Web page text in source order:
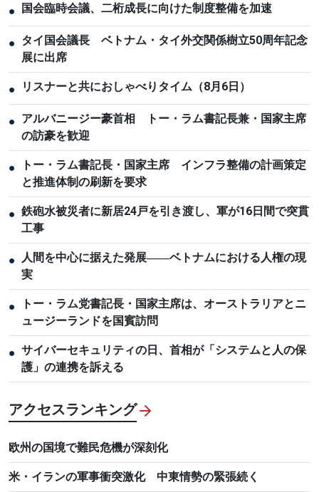
● 国会臨時会議、二桁成長に向けた制度整備を加速
● タイ国会議長 ベトナム・タイ外交関係樹立50周年記念
展に出席
● リスナーと共におしゃべりタイム（8月6日）
● アルバニージー豪首相 トー・ラム書記長兼・国家主席
の訪豪を歓迎
●
トー・ラム書記長・国家主席 インフラ整備の計画策定
と推進体制の刷新を要求
● 鉄砲水被災者に新居24戸を引き渡し、軍が16日間で突貫
工事
●
人間を中心に据えた発展――ベトナムにおける人権の現
実
●
トー・ラム党書記長・国家主席は、オーストラリアとニ
ュージーランドを国賓訪問
● サイバーセキュリティの日、首相が「システムと人の保
護」の連携を訴える
アクセスランキング
欧州の国境で難民危機が深刻化
米・イランの軍事衝突激化 中東情勢の緊張続く